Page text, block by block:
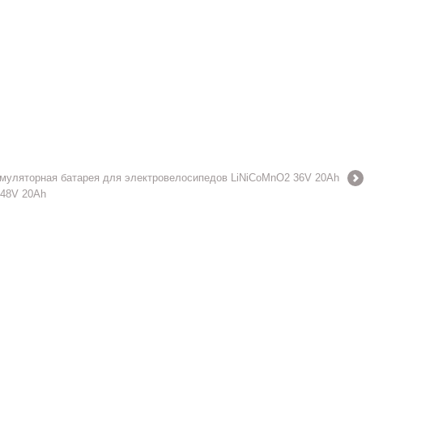
батарея для электровелосипедов LiNiCoMnO2 36V 20Ah
20Ah